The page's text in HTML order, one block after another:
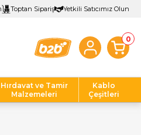
Toptan Sipariş Yetkili Satıcımız Olun
0
Hırdavat ve Tamir
Malzemeleri
Kablo
Çeşitleri